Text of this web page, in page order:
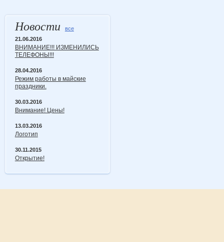
Новости
все
21.06.2016
ВНИМАНИЕ!!! ИЗМЕНИЛИСЬ
ТЕЛЕФОНЫ!!!
28.04.2016
Режим работы в майские
праздники.
30.03.2016
Внимание! Цены!
13.03.2016
Логотип
30.11.2015
Открытие!